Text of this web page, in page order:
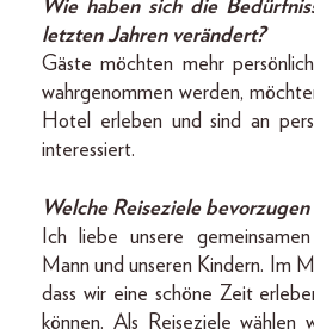
Wie haben sich die
letzten Jahren verändert?
Gäste möchten mehr
wahrgenommen werden,
Hotel erleben und sind an
interessiert.
Welche Reiseziele
Ich liebe unsere
Mann und unseren Kindern. Im
dass wir eine schöne Zeit
können. Als Reiseziele wählen